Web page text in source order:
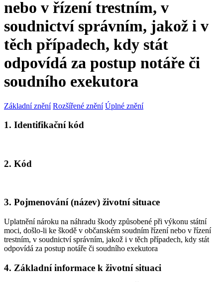
nebo v řízení trestním, v
soudnictví správním, jakož i v
těch případech, kdy stát
odpovídá za postup notáře či
soudního exekutora
Základní znění Rozšířené znění Úplné znění
1. Identifikační kód
2. Kód
3. Pojmenování (název) životní situace
Uplatnění nároku na náhradu škody způsobené při výkonu státní
moci, došlo-li ke škodě v občanském soudním řízení nebo v řízení
trestním, v soudnictví správním, jakož i v těch případech, kdy stát
odpovídá za postup notáře či soudního exekutora
4. Základní informace k životní situaci